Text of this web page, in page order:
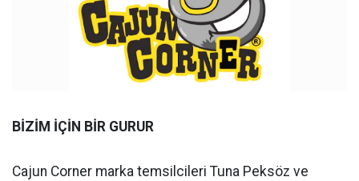
BİZİM İÇİN BİR GURUR
Cajun Corner marka temsilcileri Tuna Peksöz ve